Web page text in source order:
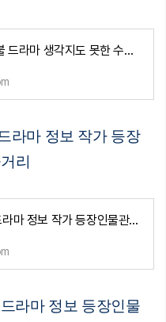
원경 수위 높은 청불 드라마 생각지도 못한 수위에 놀라다
라마 정보 작가 등장
리
별들에게 물어봐 드라마 정보 작가 등장인물관계도 ott 몇부작 및 줄거리
라마 정보 등장인물